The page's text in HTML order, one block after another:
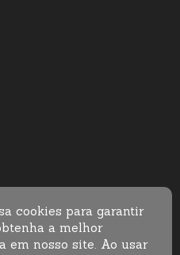
cookies para garantir
a melhor
em nosso site. Ao usar